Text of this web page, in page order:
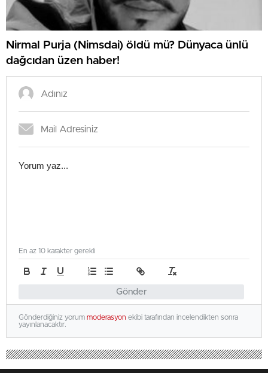
Nirmal Purja (Nimsdai) öldü mü? Dünyaca ünlü
dağcıdan üzen haber!
Gönder
En az 10 karakter gerekli
Gönderdiğiniz yorum moderasyon ekibi tarafından incelendikten sonra
yayınlanacaktır.